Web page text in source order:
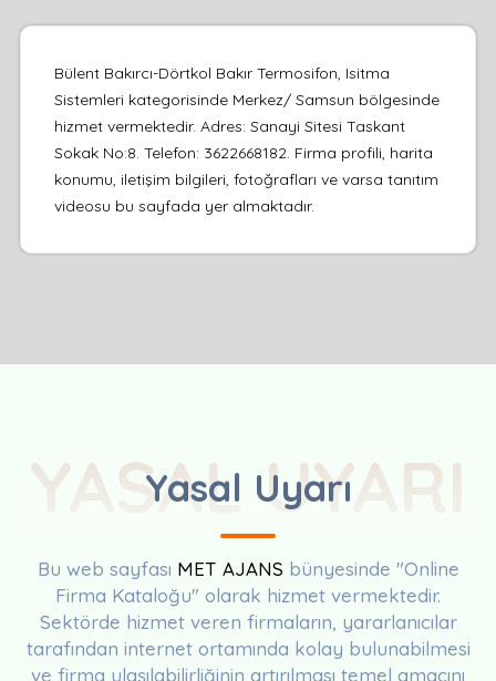
Bülent Bakırcı-Dörtkol Bakır Termosifon, Isitma
Sistemleri kategorisinde Merkez/ Samsun bölgesinde
hizmet vermektedir. Adres: Sanayi Sitesi Taskant
Sokak No:8. Telefon: 3622668182. Firma profili, harita
konumu, iletişim bilgileri, fotoğrafları ve varsa tanıtım
videosu bu sayfada yer almaktadır.
Yasal Uyarı
YASAL UYARI
Bu web sayfası MET AJANS bünyesinde "Online
Firma Kataloğu" olarak hizmet vermektedir.
Sektörde hizmet veren firmaların, yararlanıcılar
tarafından internet ortamında kolay bulunabilmesi
ve firma ulaşılabilirliğinin artırılması temel amacını